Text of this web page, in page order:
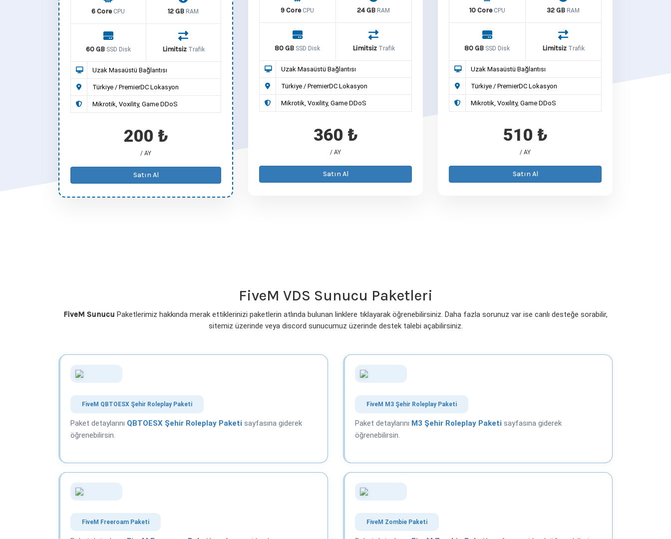
6 Core CPU 12 GB RAM
60 GB SSD Disk Limitsiz Trafik
Uzak Masaüstü Bağlantısı
Türkiye / PremierDC Lokasyon
Mikrotik, Voxility, Game DDoS
200 ₺
/ AY
Satın Al
9 Core CPU 24 GB RAM
80 GB SSD Disk Limitsiz Trafik
Uzak Masaüstü Bağlantısı
Türkiye / PremierDC Lokasyon
Mikrotik, Voxility, Game DDoS
360 ₺
/ AY
Satın Al
10 Core CPU 32 GB RAM
80 GB SSD Disk Limitsiz Trafik
Uzak Masaüstü Bağlantısı
Türkiye / PremierDC Lokasyon
Mikrotik, Voxility, Game DDoS
510 ₺
/ AY
Satın Al
FiveM VDS Sunucu Paketleri
FiveM Sunucu Paketlerimiz hakkında merak ettiklerinizi paketlerin atlında bulunan linklere tıklayarak öğrenebilirsiniz. Daha fazla sorunuz var ise canlı desteğe sorabilir,
sitemiz üzerinde veya discord sunucumuz üzerinde destek talebi açabilirsiniz.
FiveM QBTOESX Şehir Roleplay Paketi
Paket detaylarını QBTOESX Şehir Roleplay Paketi sayfasına giderek
öğrenebilirsin.
FiveM M3 Şehir Roleplay Paketi
Paket detaylarını M3 Şehir Roleplay Paketi sayfasına giderek
öğrenebilirsin.
FiveM Freeroam Paketi FiveM Zombie Paketi